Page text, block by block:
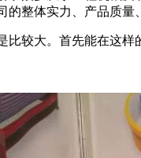
整体实力、产品质
大。首先能在这样